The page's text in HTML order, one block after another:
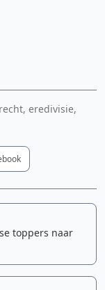
eredivisie,
toppers naar